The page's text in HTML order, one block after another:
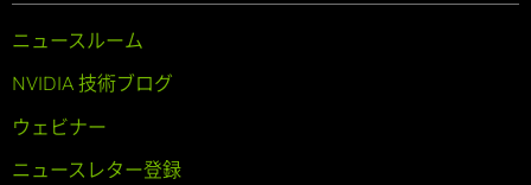
ニュースルーム
NVIDIA 技術ブログ
ウェビナー
ニュースレター登録